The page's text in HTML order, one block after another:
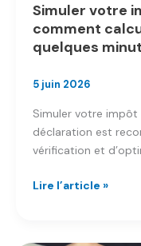
Simuler votre
comment
quelques
5 juin 2026
Simuler votre impôt
déclaration est
vérification et
Simuler
sur
Lire l’article »